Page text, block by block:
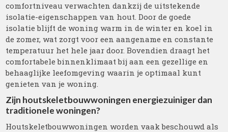
comfortniveau verwachten dankzij de uitstekende
isolatie-eigenschappen van hout. Door de goede
isolatie blijft de woning warm in de winter en koel in
de zomer, wat zorgt voor een aangename en constante
temperatuur het hele jaar door. Bovendien draagt het
comfortabele binnenklimaat bij aan een gezellige en
behaaglijke leefomgeving waarin je optimaal kunt
genieten van je woning.
Zijn houtskeletbouwwoningen energiezuiniger dan
traditionele woningen?
Houtskeletbouwwoningen worden vaak beschouwd als